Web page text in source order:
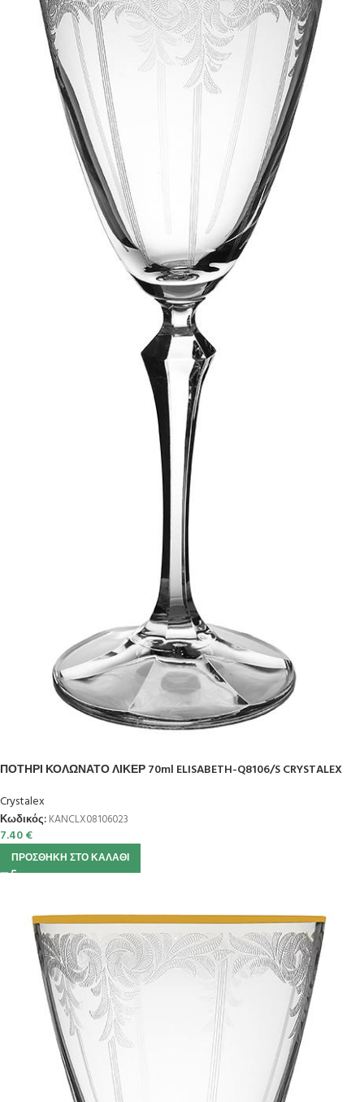
ΠΟΤΗΡΙ ΚΟΛΩΝΑΤΟ ΛΙΚΕΡ 70ml ELISABETH-Q8106/S CRYSTALEX
Crystalex
Κωδικός: KANCLX08106023
7.40€
ΠΡΟΣΘΉΚΗ ΣΤΟ ΚΑΛΆΘΙ